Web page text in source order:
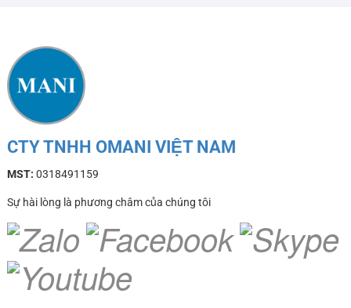
CTY TNHH OMANI VIỆT NAM
MST: 0318491159
Sự hài lòng là phương châm của chúng tôi